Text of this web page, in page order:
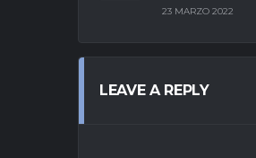
23 MARZO 2022
LEAVE A REPLY